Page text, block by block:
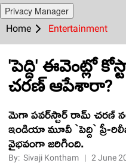
Privacy Manager
Home Entertainment
'పెద్ది' ఈవెంట్లో
చ‌ర‌ణ్ ఆపేశారా?
మెగా పవర్‌స్టార్ రామ్ చరణ్
ఇండియా మూవీ `పెద్ది` ప్రీ-
వైభవంగా జరిగింది.
By:Sivaji Kontham |2 June